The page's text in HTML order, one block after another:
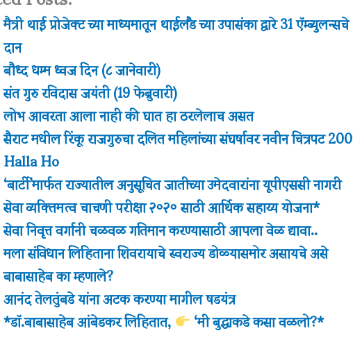
मैत्री थाई प्रोजेक्ट च्या माध्यमातून थाईलैंड च्या उपासंका द्वारे 31 ऍम्ब्युलन्सचे
दान
बौध्द धम्म ध्वज दिन (८ जानेवारी)
संत गुरु रविदास जयंती (19 फेब्रुवारी)
लोभ आवरता आला नाही की घात हा ठरलेलाच असत
सैराट मधील रिंकू राजगुरुचा दलित महिलांच्या संघर्षावर नवीन चित्रपट 200
Halla Ho
‘बार्टी’मार्फत राज्यातील अनुसूचित जातीच्या उमेदवारांना यूपीएससी नागरी
सेवा व्यक्तिमत्व चाचणी परीक्षा २०२० साठी आर्थिक सहाय्य योजना*
सेवा निवृत्त वर्गानी चळवळ गतिमान करण्यासाठी आपला वेळ द्यावा..
मला संविधान लिहिताना शिवरायाचे स्वराज्य डोळ्यासमोर असायचे असे
बाबासाहेब का म्हणाले?
आनंद तेलतुंबडे यांना अटक करण्या मागील षडयंत्र
*डॉ.बाबासाहेब आंबेडकर लिहितात, ‘मी बुद्धाकडे कसा वळलो?*